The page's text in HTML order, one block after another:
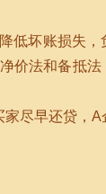
低坏账损失，
价法和备抵法
尽早还贷，A